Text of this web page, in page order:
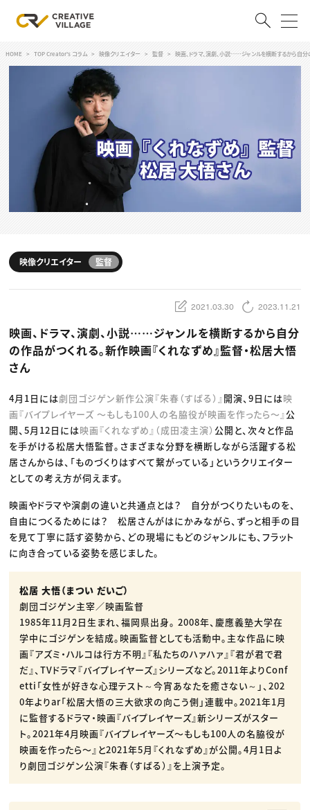
ログイン
クリエイター求人を探す
CREATIVE JOB求人検索
特集求人
採用説明会
スキルアップしたい！
デザイン
編集・ライティング
マーケティング
ディレクション
業界解説・キャリア事情
お役立ち基礎知識
TOP Creator’s コラム
Webクリエイター
アプリクリエイター
ゲームクリエイター
映像クリエイター
マーケッター
C＆R Magazine
セミナー
ニュース・トレンド
Web
映像
ゲーム・エンタメ
広告
出版
CREATIVE VILLAGEからのお知らせ
HOME TOP Creator's コラム 映像クリエイター 監督 映画、ドラマ、演劇、小説……ジャンルを横断するから自分
映像クリエイター 監督
2021.03.30 2023.11.21
映画、ドラマ、演劇、小説……ジャンルを横断するから自分
の作品がつくれる。新作映画『くれなずめ』監督・松居大悟
さん
4月1日には劇団ゴジゲン新作公演『朱春（すばる）』 開演、9日には映
画『バイプレイヤーズ 〜もしも100人の名脇役が映画を作ったら〜』公
開、5月12日には映画『くれなずめ』（成田凌主演）公開と、次々と作品
を手がける松居大悟監督。さまざまな分野を横断しながら活躍する松
居さんからは、「ものづくりはすべて繋がっている」というクリエイター
としての考え方が伺えます。
映画やドラマや演劇の違いと共通点とは？ 自分がつくりたいものを、
自由につくるためには？ 松居さんがはにかみながら、ずっと相手の目
を見て丁寧に話す姿勢から、どの現場にもどのジャンルにも、フラット
に向き合っている姿勢を感じました。
松居 大悟（まつい だいご）
劇団ゴジゲン主宰／映画監督
1985年11月2日生まれ、福岡県出身。 2008年、慶應義塾大学在
学中にゴジゲンを結成。映画監督としても活動中。主な作品に映
画『アズミ・ハルコは行方不明』『私たちのハァハァ』『君が君で君
だ』、TVドラマ『バイプレイヤーズ』シリーズなど。2011年よりConf
etti「女性が好きな心理テスト～今宵あなたを癒さない～」、202
0年よりar「松居大悟の三大欲求の向こう側」連載中。2021年1月
に監督するドラマ・映画『バイプレイヤーズ』新シリーズがスター
ト。2021年4月映画『バイプレイヤーズ〜もしも100人の名脇役が
映画を作ったら〜』と2021年5月『くれなずめ』が公開。4月1日よ
り劇団ゴジゲン公演『朱春（すばる）』を上演予定。